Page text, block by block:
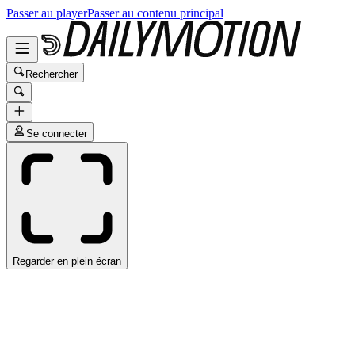
Passer au playerPasser au contenu principal
Rechercher
Se connecter
Regarder en plein écran